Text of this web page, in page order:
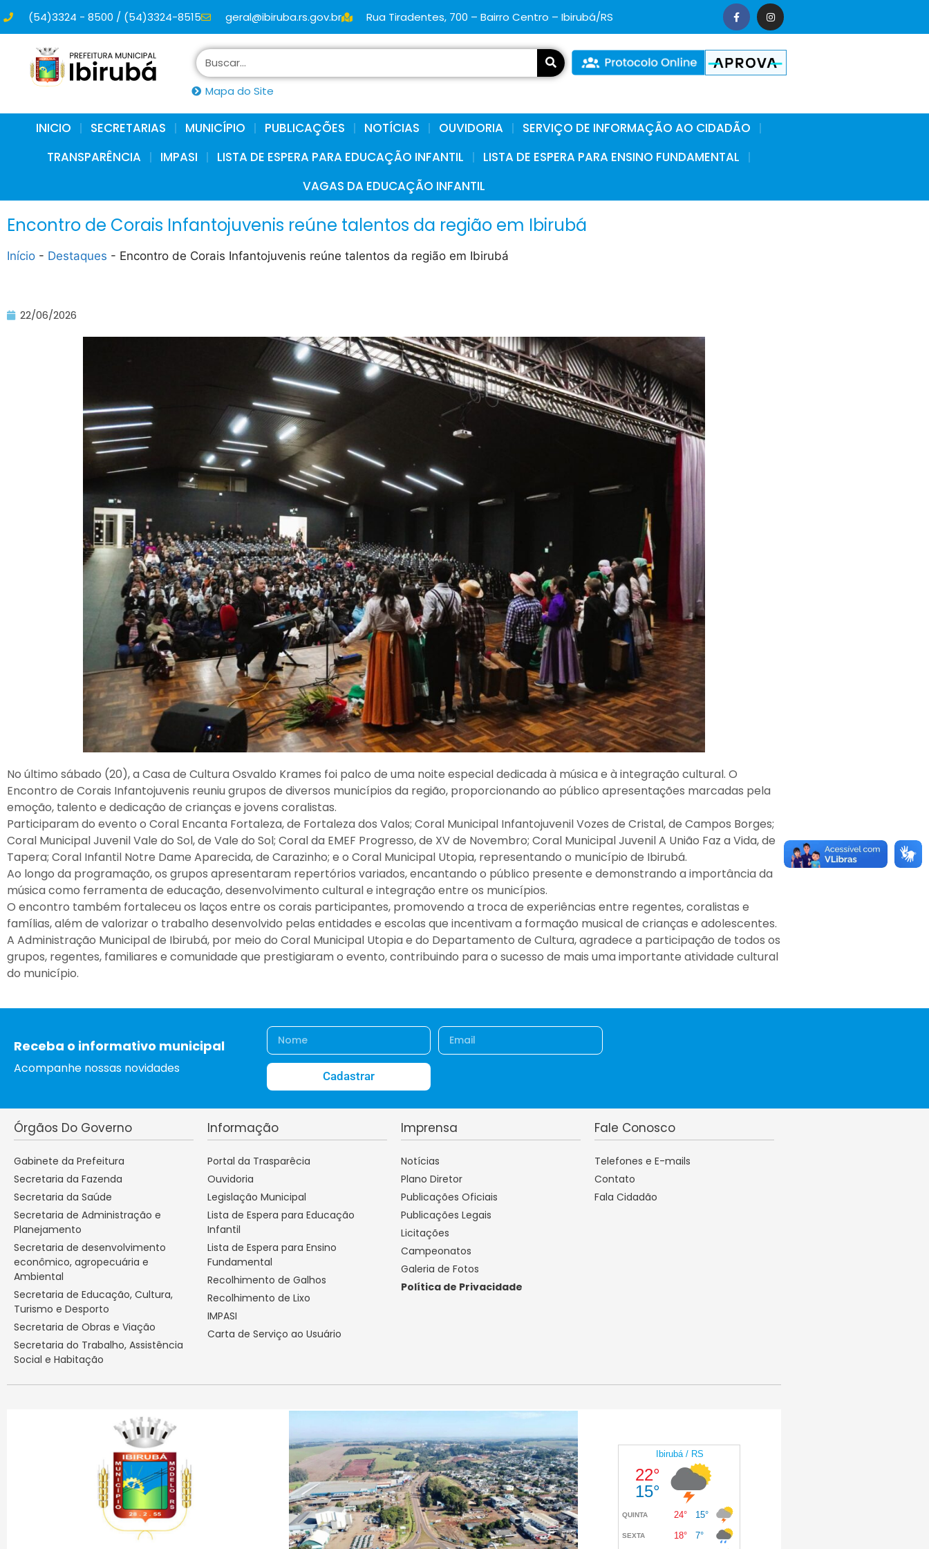
conteúdo(54)3324 - 8500 / (54)3324-8515 geral@ibiruba.rs.gov.br Rua Tiradentes, 700 – Bairro Centro – Ibirubá/RS
Mapa do Site
INICIO SECRETARIAS MUNICÍPIO PUBLICAÇÕES NOTÍCIAS OUVIDORIA
SERVIÇO DE INFORMAÇÃO AO CIDADÃO
TRANSPARÊNCIA
IMPASI LISTA DE ESPERA PARA EDUCAÇÃO INFANTIL
LISTA DE ESPERA PARA ENSINO FUNDAMENTAL
VAGAS DA EDUCAÇÃO INFANTIL
Encontro de Corais Infantojuvenis reúne talentos da região em Ibirubá
Início - Destaques - Encontro de Corais Infantojuvenis reúne talentos da região em Ibirubá
22/06/2026
No último sábado (20), a Casa de Cultura Osvaldo Krames foi palco de uma noite especial dedicada à música e à integração cultural. O
Encontro de Corais Infantojuvenis reuniu grupos de diversos municípios da região, proporcionando ao público apresentações marcadas pela
emoção, talento e dedicação de crianças e jovens coralistas.
Participaram do evento o Coral Encanta Fortaleza, de Fortaleza dos Valos; Coral Municipal Infantojuvenil Vozes de Cristal, de Campos Borges;
Coral Municipal Juvenil Vale do Sol, de Vale do Sol; Coral da EMEF Progresso, de XV de Novembro; Coral Municipal Juvenil A União Faz a Vida, de
Tapera; Coral Infantil Notre Dame Aparecida, de Carazinho; e o Coral Municipal Utopia, representando o município de Ibirubá.
Ao longo da programação, os grupos apresentaram repertórios variados, encantando o público presente e demonstrando a importância da
música como ferramenta de educação, desenvolvimento cultural e integração entre os municípios.
O encontro também fortaleceu os laços entre os corais participantes, promovendo a troca de experiências entre regentes, coralistas e
famílias, além de valorizar o trabalho desenvolvido pelas entidades e escolas que incentivam a formação musical de crianças e adolescentes.
A Administração Municipal de Ibirubá, por meio do Coral Municipal Utopia e do Departamento de Cultura, agradece a participação de todos os
grupos, regentes, familiares e comunidade que prestigiaram o evento, contribuindo para o sucesso de mais uma importante atividade cultural
do município.
Receba o informativo municipal
Acompanhe nossas novidades
Cadastrar
Órgãos Do Governo
Gabinete da Prefeitura
Secretaria da Fazenda
Secretaria da Saúde
Secretaria de Administração e
Planejamento
Secretaria de desenvolvimento
econômico, agropecuária e
Ambiental
Secretaria de Educação, Cultura,
Turismo e Desporto
Secretaria de Obras e Viação
Secretaria do Trabalho, Assistência
Social e Habitação
Informação
Portal da Trasparêcia
Ouvidoria
Legislação Municipal
Lista de Espera para Educação
Infantil
Lista de Espera para Ensino
Fundamental
Recolhimento de Galhos
Recolhimento de Lixo
IMPASI
Carta de Serviço ao Usuário
Imprensa
Notícias
Plano Diretor
Publicações Oficiais
Publicações Legais
Licitações
Campeonatos
Galeria de Fotos
Política de Privacidade
Fale Conosco
Telefones e E-mails
Contato
Fala Cidadão